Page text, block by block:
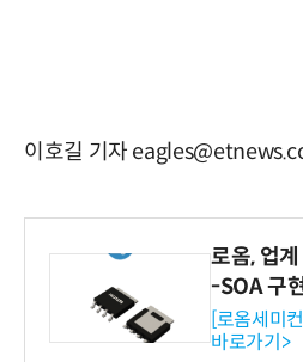
이호길 기자
로옴, 업
-SOA 구
ET 개발
[로옴세미
바로가기>